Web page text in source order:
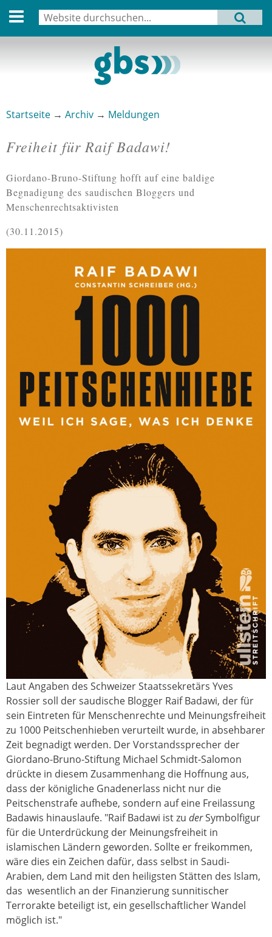
English version
Termine
Archiv
Verbindungen
MENU
Startseite → Archiv → Meldungen
Freiheit für Raif Badawi!
Giordano-Bruno-Stiftung hofft auf eine baldige
Begnadigung des saudischen Bloggers und
Menschenrechtsaktivisten
30.11.2015
badawi_cover.jpg
Laut Angaben des Schweizer Staatssekretärs Yves
Rossier soll der saudische Blogger Raif Badawi, der für
sein Eintreten für Menschenrechte und Meinungsfreiheit
zu 1000 Peitschenhieben verurteilt wurde, in absehbarer
Zeit begnadigt werden. Der Vorstandssprecher der
Giordano-Bruno-Stiftung Michael Schmidt-Salomon
drückte in diesem Zusammenhang die Hoffnung aus,
dass der königliche Gnadenerlass nicht nur die
Peitschenstrafe aufhebe, sondern auf eine Freilassung
Badawis hinauslaufe. "Raif Badawi ist zu derSymbolfigur
für die Unterdrückung der Meinungsfreiheit in
islamischen Ländern geworden. Sollte er freikommen,
wäre dies ein Zeichen dafür, dass selbst in Saudi-
Arabien, dem Land mit den heiligsten Stätten des Islam,
das wesentlich an der Finanzierung sunnitischer
Terrorakte beteiligt ist, ein gesellschaftlicher Wandel
möglich ist."
Suchformular
Suche